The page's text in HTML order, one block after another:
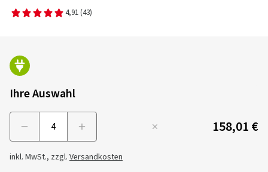
4,91 (43)
Ihre Auswahl
158,01 €
inkl. MwSt., zzgl. Versandkosten